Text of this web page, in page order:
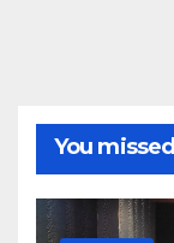
You missed